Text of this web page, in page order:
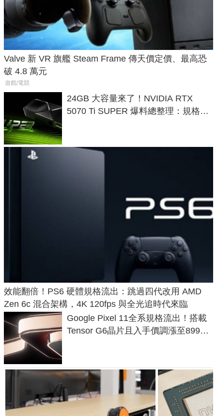
Valve 新 VR 旗艦 Steam Frame 傳天價定價、最高恐
破 4.8 萬元
遊戲/電競
24GB 大容量來了！NVIDIA RTX
5070 Ti SUPER 爆料總整理：規格、
效能翻倍！PS6 硬體規格流出：跳過四代改用 AMD
Zen 6c 混合架構，4K 120fps 與全光追時代來臨
Google Pixel 11全系規格流出！搭載
Tensor G6晶片且入手價調漲至899美